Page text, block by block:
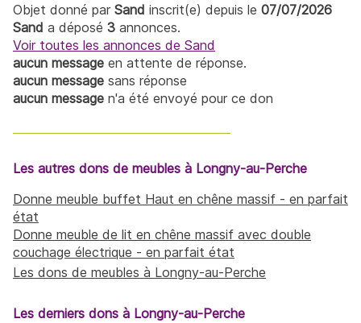
Objet donné par Sand inscrit(e) depuis le 07/07/2026
Sand a déposé 3 annonces.
Voir toutes les annonces de Sand
aucun message en attente de réponse.
aucun message sans réponse
aucun message n'a été envoyé pour ce don
Les autres dons de meubles à Longny-au-Perche
Donne meuble buffet Haut en chêne massif - en parfait
état
Donne meuble de lit en chêne massif avec double
couchage électrique - en parfait état
Les dons de meubles à Longny-au-Perche
Les derniers dons à Longny-au-Perche